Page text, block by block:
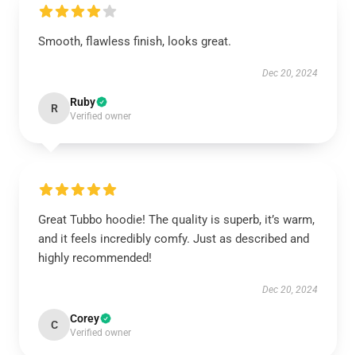
Smooth, flawless finish, looks great.
Dec 20, 2024
R Ruby
Verified owner
Great Tubbo hoodie! The quality is superb, it’s warm,
and it feels incredibly comfy. Just as described and
highly recommended!
Dec 20, 2024
C Corey
Verified owner